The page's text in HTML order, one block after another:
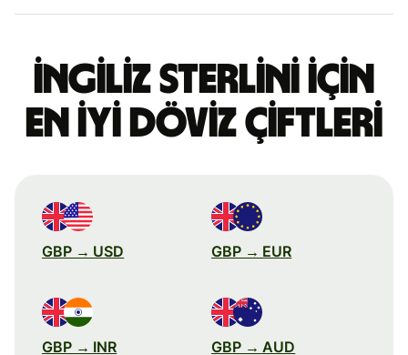
İngiliz sterlini için
en iyi döviz çiftleri
GBP → USD GBP → EUR
GBP → INR GBP → AUD